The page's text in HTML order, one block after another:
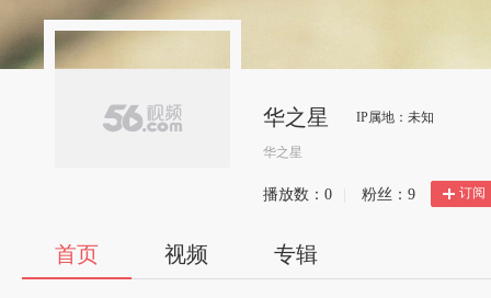
华之星 IP属地：未知
华之星
播放数： 0 粉丝： 9 订阅
首页 视频 专辑